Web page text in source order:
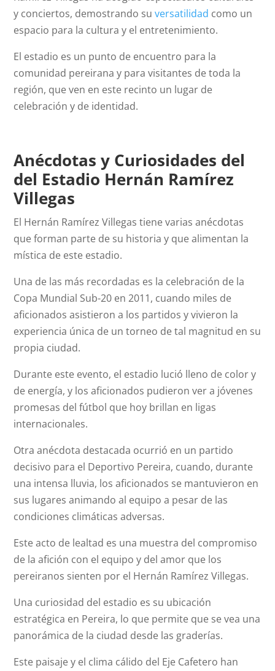
y conciertos, demostrando suversatilidad como un
espacio para la cultura y el entretenimiento.
El estadio es un punto de encuentro para la
comunidad pereirana y para visitantes de toda la
región, que ven en este recinto un lugar de
celebración y de identidad.
Anécdotas y Curiosidades del
del Estadio Hernán Ramírez
Villegas
El Hernán Ramírez Villegas tiene varias anécdotas
que forman parte de su historia y que alimentan la
mística de este estadio.
Una de las más recordadas es la celebración de la
Copa Mundial Sub-20 en 2011, cuando miles de
aficionados asistieron a los partidos y vivieron la
experiencia única de un torneo de tal magnitud en su
propia ciudad.
Durante este evento, el estadio lució lleno de color y
de energía, y los aficionados pudieron ver a jóvenes
promesas del fútbol que hoy brillan en ligas
internacionales.
Otra anécdota destacada ocurrió en un partido
decisivo para el Deportivo Pereira, cuando, durante
una intensa lluvia, los aficionados se mantuvieron en
sus lugares animando al equipo a pesar de las
condiciones climáticas adversas.
Este acto de lealtad es una muestra del compromiso
de la afición con el equipo y del amor que los
pereiranos sienten por el Hernán Ramírez Villegas.
Una curiosidad del estadio es su ubicación
estratégica en Pereira, lo que permite que se vea una
panorámica de la ciudad desde las graderías.
Este paisaje y el clima cálido del Eje Cafetero han